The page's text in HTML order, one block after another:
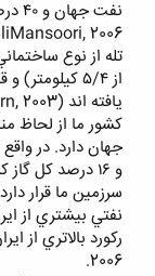
تله از نوع
يافته اند (Horn, 2003).
كشور ما از لحاظ
سرزمين ما قرار
نفتي بيشتري از
2006.